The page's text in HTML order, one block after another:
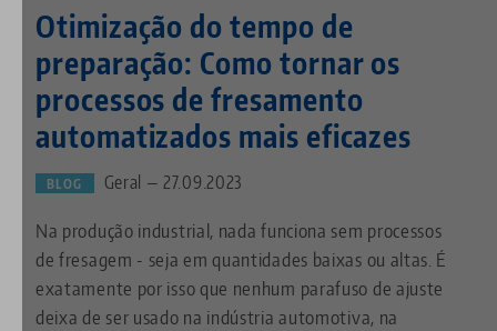
Otimização do tempo de
preparação: Como tornar os
processos de fresamento
automatizados mais eficazes
BLOG Geral — 27.09.2023
Na produção industrial, nada funciona sem processos
de fresagem - seja em quantidades baixas ou altas. É
exatamente por isso que nenhum parafuso de ajuste
deixa de ser usado na indústria automotiva, na